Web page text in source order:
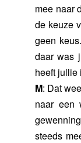
mee naar
de keuze
geen
daar was
heeft jullie
M: Dat
naar een
steeds